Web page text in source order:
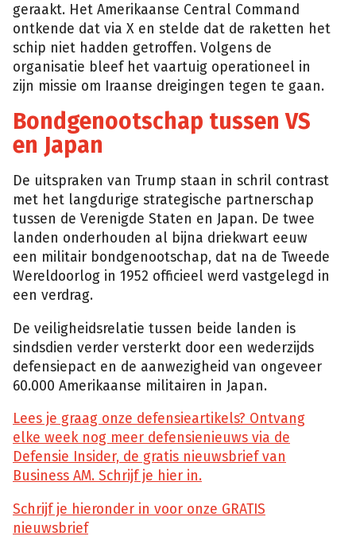
geraakt. Het Amerikaanse Central Command
ontkende dat via X en stelde dat de raketten het
schip niet hadden getroffen. Volgens de
organisatie bleef het vaartuig operationeel in
zijn missie om Iraanse dreigingen tegen te gaan.
Bondgenootschap tussen VS
en Japan
De uitspraken van Trump staan in schril contrast
met het langdurige strategische partnerschap
tussen de Verenigde Staten en Japan. De twee
landen onderhouden al bijna driekwart eeuw
een militair bondgenootschap, dat na de Tweede
Wereldoorlog in 1952 officieel werd vastgelegd in
een verdrag.
De veiligheidsrelatie tussen beide landen is
sindsdien verder versterkt door een wederzijds
defensiepact en de aanwezigheid van ongeveer
60.000 Amerikaanse militairen in Japan.
Lees je graag onze defensieartikels? Ontvang
elke week nog meer defensienieuws via de
Defensie Insider, de gratis nieuwsbrief van
Business AM. Schrijf je hier in.
Schrijf je hieronder in voor onze GRATIS
nieuwsbrief